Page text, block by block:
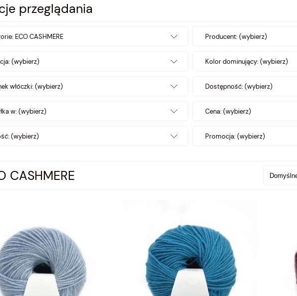
przeglądania
ECO CASHMERE Producent: (wybierz)
(wybierz) Kolor dominujący: (wybierz)
włóczki: (wybierz) Dostępność: (wybierz)
w: (wybierz) Cena: (wybierz)
(wybierz) Promocja: (wybierz)
CASHMERE